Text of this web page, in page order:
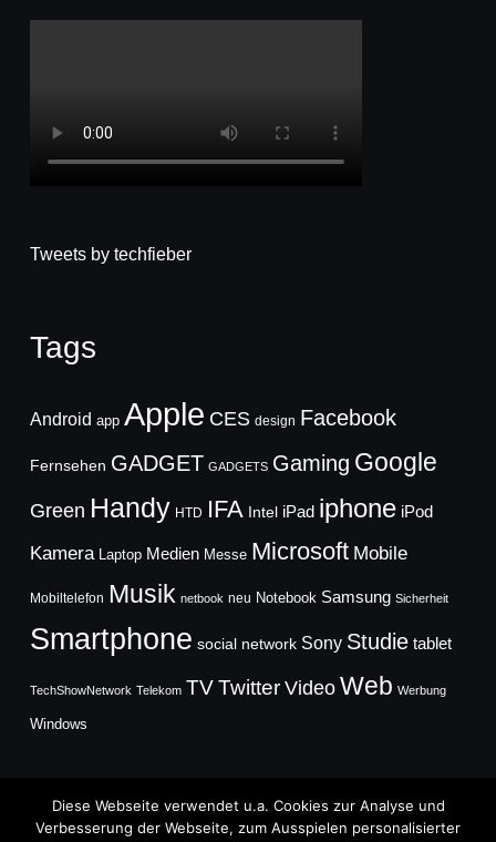
Tweets by techfieber
Tags
Android app Apple CES design Facebook
Fernsehen GADGET GADGETS Gaming Google
Green Handy HTD IFA Intel iPad iphone iPod
Kamera Laptop Medien Messe Microsoft Mobile
Mobiltelefon Musik netbook neu Notebook Samsung Sicherheit
Smartphone social network Sony Studie tablet
TechShowNetwork Telekom TVTwitter Video Web Werbung
Windows
Diese Webseite verwendet u.a. Cookies zur Analyse und
Verbesserung der Webseite, zum Ausspielen personalisierter